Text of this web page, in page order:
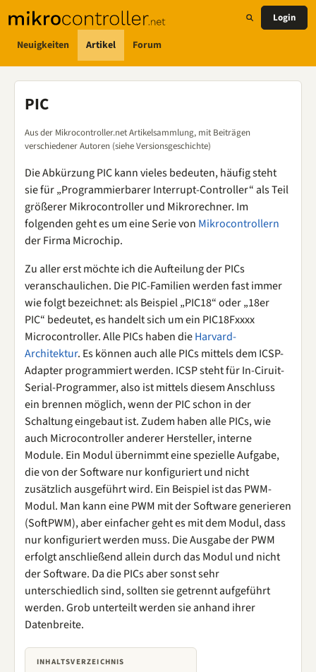
Neuigkeiten Artikel Forum
Login
PIC
Aus der Mikrocontroller.net Artikelsammlung, mit Beiträgen
verschiedener Autoren (siehe Versionsgeschichte)
Die Abkürzung PIC kann vieles bedeuten, häufig steht
sie für „Programmierbarer Interrupt-Controller“ als Teil
größerer Mikrocontroller und Mikrorechner. Im
folgenden geht es um eine Serie von Mikrocontrollern
der Firma Microchip.
Zu aller erst möchte ich die Aufteilung der PICs
veranschaulichen. Die PIC-Familien werden fast immer
wie folgt bezeichnet: als Beispiel „PIC18“ oder „18er
PIC“ bedeutet, es handelt sich um ein PIC18Fxxxx
Microcontroller. Alle PICs haben dieHarvard-
Architektur. Es können auch alle PICs mittels dem ICSP-
Adapter programmiert werden. ICSP steht für In-Ciruit-
Serial-Programmer, also ist mittels diesem Anschluss
ein brennen möglich, wenn der PIC schon in der
Schaltung eingebaut ist. Zudem haben alle PICs, wie
auch Microcontroller anderer Hersteller, interne
Module. Ein Modul übernimmt eine spezielle Aufgabe,
die von der Software nur konfiguriert und nicht
zusätzlich ausgeführt wird. Ein Beispiel ist das PWM-
Modul. Man kann eine PWM mit der Software generieren
(SoftPWM), aber einfacher geht es mit dem Modul, dass
nur konfiguriert werden muss. Die Ausgabe der PWM
erfolgt anschließend allein durch das Modul und nicht
der Software. Da die PICs aber sonst sehr
unterschiedlich sind, sollten sie getrennt aufgeführt
werden. Grob unterteilt werden sie anhand ihrer
Datenbreite.
INHALTSVERZEICHNIS